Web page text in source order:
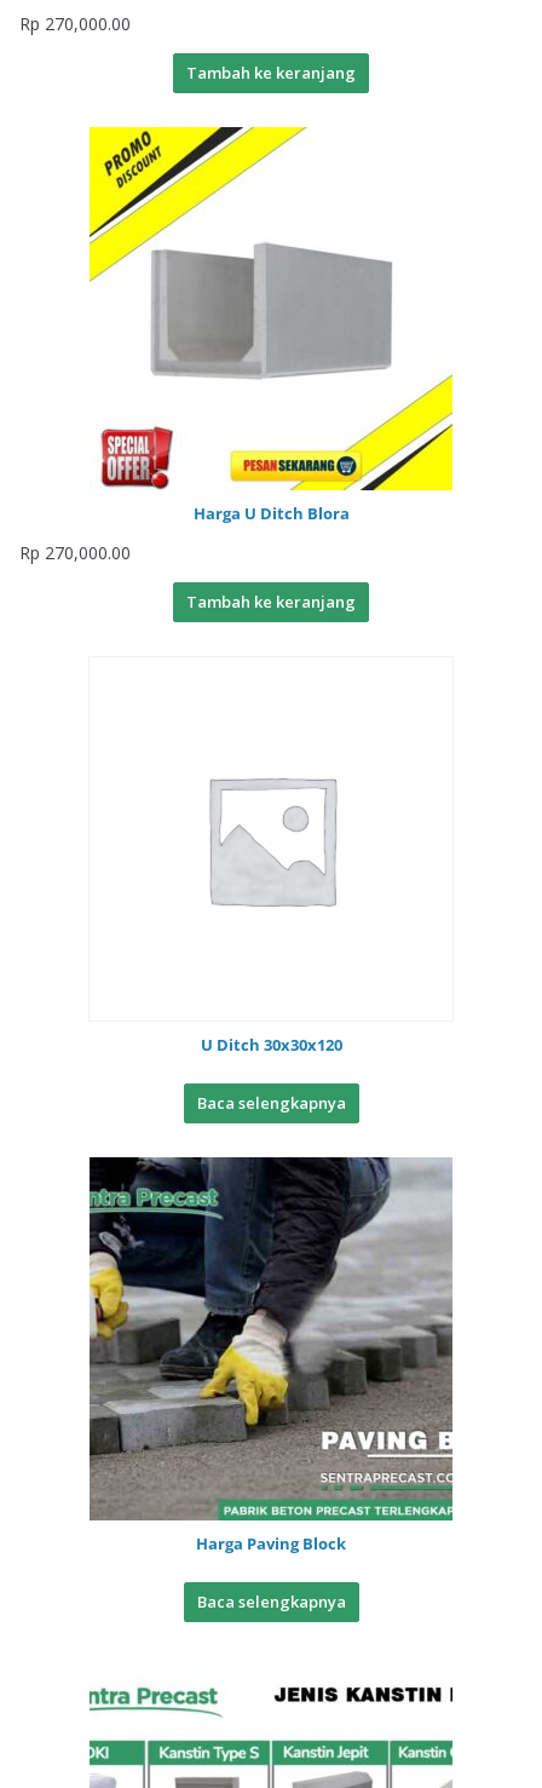
Rp 270,000.00
Tambah ke keranjang
Harga U Ditch Blora
Rp 270,000.00
Tambah ke keranjang
U Ditch 30x30x120
Baca selengkapnya
Harga Paving Block
Baca selengkapnya